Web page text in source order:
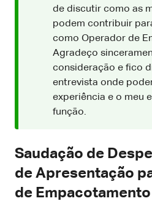
de discutir como as
podem contribuir
como Operador de
Agradeço
consideração e fico
entrevista onde
experiência e o meu
função.
Saudação de
de Apresentação
de Empacotamento